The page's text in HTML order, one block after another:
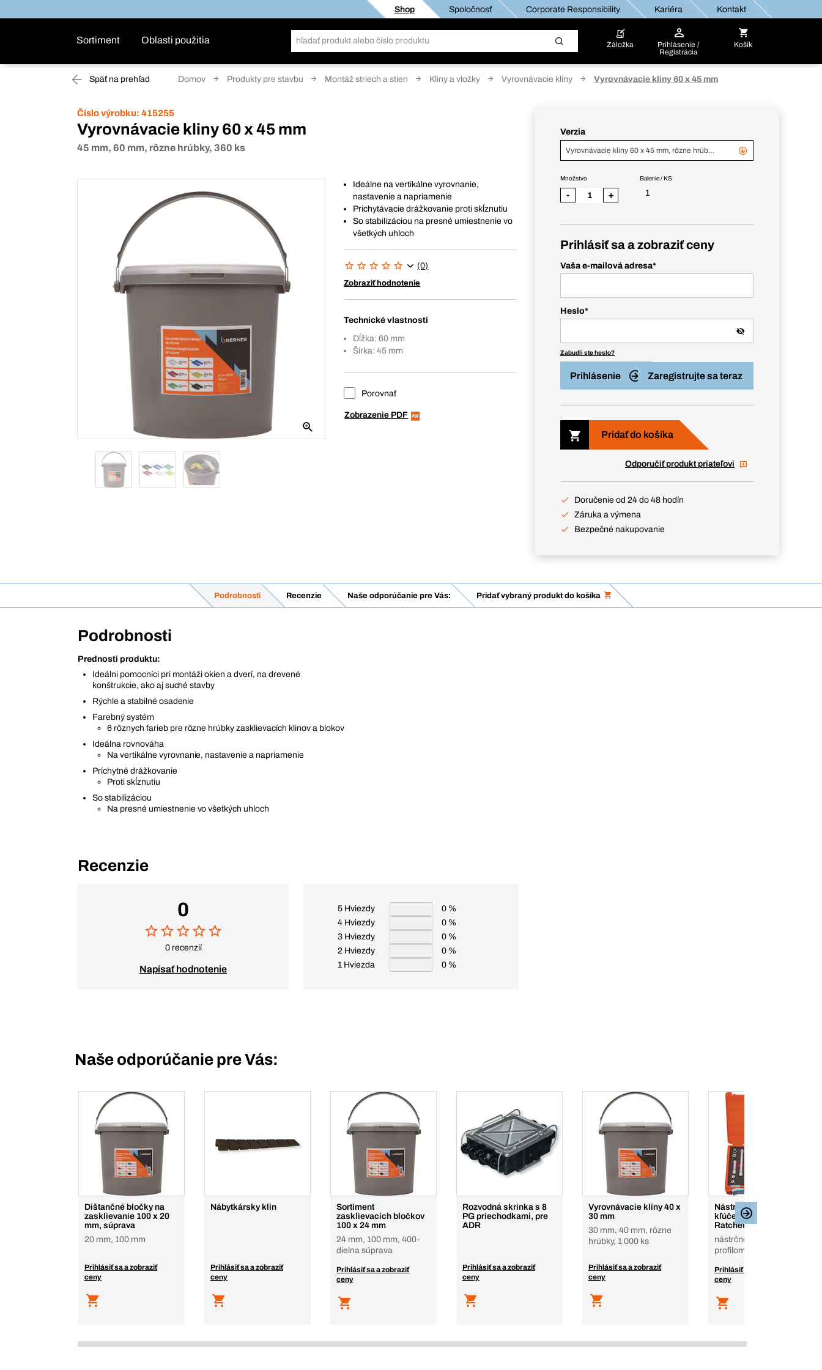
Shop Spoločnosť Corporate Responsibility Kariéra Kontakt
Sortiment Oblasti použitia Záložka
Prihlásenie /
Registrácia
Košík
Späť na prehľad Domov Produkty pre stavbu Montáž striech a stien Kliny a vložky Vyrovnávacie kliny Vyrovnávacie kliny 60 x 45 mm
Číslo výrobku: 415255
Vyrovnávacie kliny 60 x 45 mm
45 mm, 60 mm, rôzne hrúbky, 360 ks
Ideálne na vertikálne vyrovnanie,
nastavenie a napriamenie
Prichytávacie drážkovanie proti skĺznutiu
So stabilizáciou na presné umiestnenie vo
všetkých uhloch
(0)
Zobraziť hodnotenie
Technické vlastnosti
Dĺžka: 60 mm
Šírka: 45 mm
Porovnať
Zobrazenie PDF
Verzia
Vyrovnávacie kliny 60 x 45 mm, rôzne hrúbky, 360 ks, vedierko
Balenie / KS
1
Množstvo
- +
Prihlásiť sa a zobraziť ceny
Vaša e-mailová adresa*
Heslo*
Zabudli ste heslo?
Prihlásenie Zaregistrujte sa teraz
Pridať do košíka
Odporučiť produkt priateľovi
Doručenie od 24 do 48 hodín
Záruka a výmena
Bezpečné nakupovanie
Podrobnosti Recenzie Naše odporúčanie pre Vás: Pridať vybraný produkt do košíka
Podrobnosti
Prednosti produktu:
Ideálni pomocníci pri montáži okien a dverí, na drevené
konštrukcie, ako aj suché stavby
Rýchle a stabilné osadenie
Farebný systém
6 rôznych farieb pre rôzne hrúbky zasklievacích klinov a blokov
Ideálna rovnováha
Na vertikálne vyrovnanie, nastavenie a napriamenie
Príchytné drážkovanie
Proti skĺznutiu
So stabilizáciou
Na presné umiestnenie vo všetkých uhloch
Recenzie
0
0 recenzií
Napísať hodnotenie
5 Hviezdy
0 %
4 Hviezdy
0 %
3 Hviezdy
0 %
2 Hviezdy
0 %
1 Hviezda
0 %
Naše odporúčanie pre Vás:
Dištančné bločky na
zasklievanie 100 x 20
mm, súprava
20 mm, 100 mm
Prihlásiť sa a zobraziť
ceny
Nábytkársky klin
Prihlásiť sa a zobraziť
ceny
Sortiment
zasklievacích bločkov
100 x 24 mm
24 mm, 100 mm, 400-
dielna súprava
Prihlásiť sa a zobraziť
ceny
Rozvodná skrinka s 8
PG priechodkami, pre
ADR
Prihlásiť sa a zobraziť
ceny
Vyrovnávacie kliny 40 x
30 mm
30 mm, 40 mm, rôzne
hrúbky, 1 000 ks
Prihlásiť sa a zobraziť
ceny
Nástrčné račňové
kľúče, súprava Loop-
Ratchet
nástrčné kľúče s
profilom I-Socket
Prihlásiť sa a zobraziť
ceny